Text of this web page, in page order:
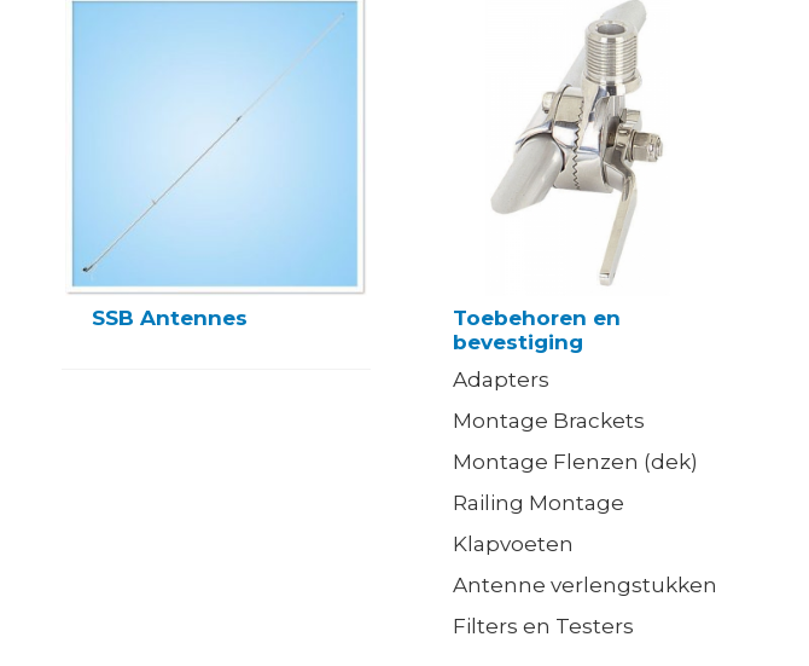
SSB Antennes
Toebehoren en
bevestiging
Adapters
Montage Brackets
Montage Flenzen (dek)
Railing Montage
Klapvoeten
Antenne verlengstukken
Filters en Testers